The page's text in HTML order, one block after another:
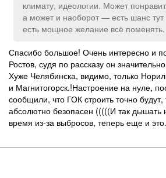
климату, идеологии. Может
а может и наоборот — есть шанс тут
есть мощное желание всё поменять.
Спасибо большое! Очень интересно и
Ростов, судя по рассказу он
Хуже Челябинска, видимо, только
и Магнитогорск.!Настроение на нуле,
сообщили, что ГОК строить точно будут,
абсолютно безопасен (((((И так дышать
время из-за выбросов, теперь еще и